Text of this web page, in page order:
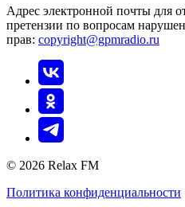
Адрес электронной почты для
претензии по вопросам
прав: copyright@gpmradio.ru
© 2026 Relax FM
Политика конфиденциальности